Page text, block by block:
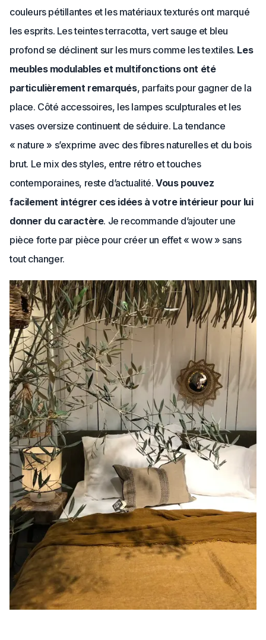
couleurs pétillantes et les matériaux texturés ont marqué
les esprits. Les teintes terracotta, vert sauge et bleu
profond se déclinent sur les murs comme les textiles. Les
meubles modulables et multifonctions ont été
particulièrement remarqués, parfaits pour gagner de la
place. Côté accessoires, les lampes sculpturales et les
vases oversize continuent de séduire. La tendance
« nature » s’exprime avec des fibres naturelles et du bois
brut. Le mix des styles, entre rétro et touches
contemporaines, reste d’actualité.Vous pouvez
facilement intégrer ces idées à votre intérieur pour lui
donner du caractère. Je recommande d’ajouter une
pièce forte par pièce pour créer un effet « wow » sans
tout changer.